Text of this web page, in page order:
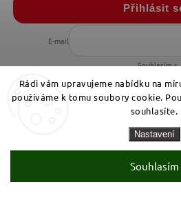
Rádi vám upravujeme nabídku na
používáme k tomu soubory cookie.
souhlasíte.
Nastavení
Souhlasím
E-mail
Souhlasím s
podmínkami zpracování
Přihlásit